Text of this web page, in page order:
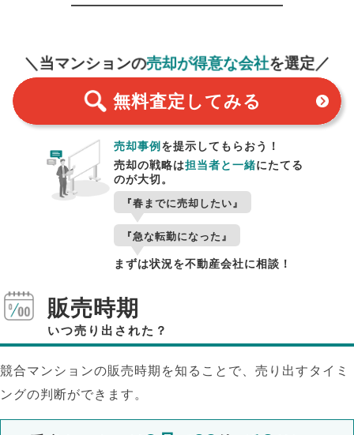
＼当マンションの売却が得意な会社を選定／
無料査定 してみる
売却事例 を提示してもらおう！
売却の戦略は担当者と一緒にたてる
のが大切。
『春までに売却したい』
『急な転勤になった』
まずは状況を不動産会社に相談！
販売時期
いつ売り出された？
競合マンションの販売時期を知ることで、売り出すタイミ
ングの判断ができます。